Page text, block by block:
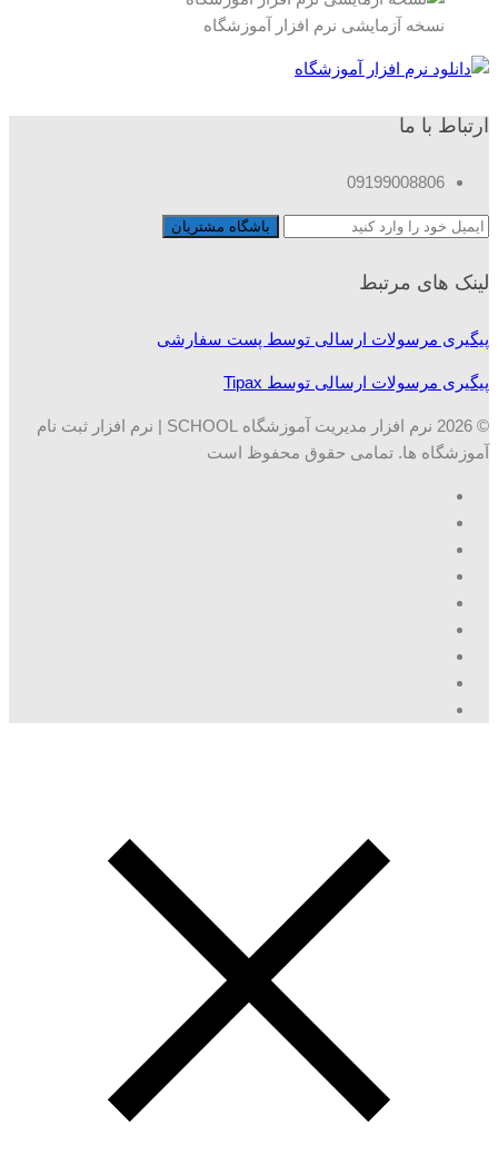
نسخه آزمایشی نرم افزار آموزشگاه
ارتباط با ما
09199008806
لینک های مرتبط
پیگیری مرسولات ارسالی توسط پست سفارشی
پیگیری مرسولات ارسالی توسط Tipax
© 2026 نرم افزار مدیریت آموزشگاه SCHOOL | نرم افزار ثبت نام
آموزشگاه ها. تمامی حقوق محفوظ است